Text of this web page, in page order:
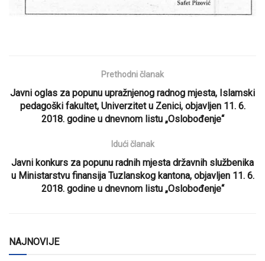
Prethodni članak
Javni oglas za popunu upražnjenog radnog mjesta, Islamski
pedagoški fakultet, Univerzitet u Zenici, objavljen 11. 6.
2018. godine u dnevnom listu „Oslobođenje“
Idući članak
Javni konkurs za popunu radnih mjesta državnih službenika
u Ministarstvu finansija Tuzlanskog kantona, objavljen 11. 6.
2018. godine u dnevnom listu „Oslobođenje“
NAJNOVIJE